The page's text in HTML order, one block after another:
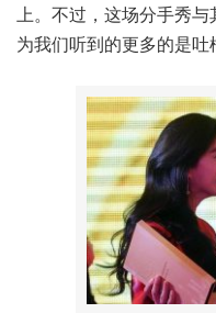
上。不过，这场分手秀
为我们听到的更多的是吐